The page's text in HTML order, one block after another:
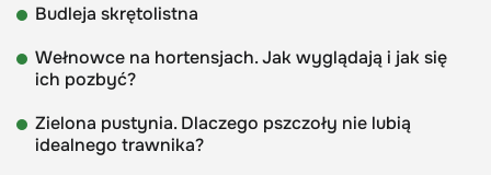
Budleja skrętolistna
Wełnowce na hortensjach. Jak wyglądają i jak się
ich pozbyć?
Zielona pustynia. Dlaczego pszczoły nie lubią
idealnego trawnika?